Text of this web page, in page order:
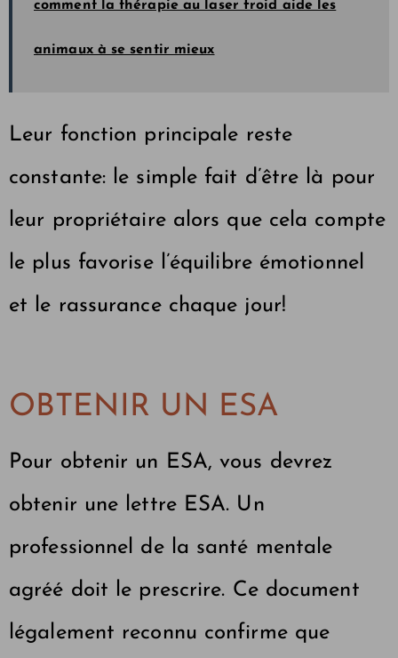
comment la thérapie au laser froid aide les
animaux à se sentir mieux
Leur fonction principale reste
constante: le simple fait d’être là pour
leur propriétaire alors que cela compte
le plus favorise l’équilibre émotionnel
et le rassurance chaque jour!
OBTENIR UN ESA
Pour obtenir un ESA, vous devrez
obtenir une lettre ESA. Un
professionnel de la santé mentale
agréé doit le prescrire. Ce document
légalement reconnu confirme que